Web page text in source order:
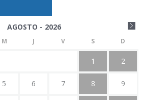
AGOSTO - 2026
M J V S D
1 2
5 6 7 8 9